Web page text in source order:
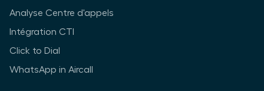
Analyse Centre d'appels
Intégration CTI
Click to Dial
WhatsApp in Aircall